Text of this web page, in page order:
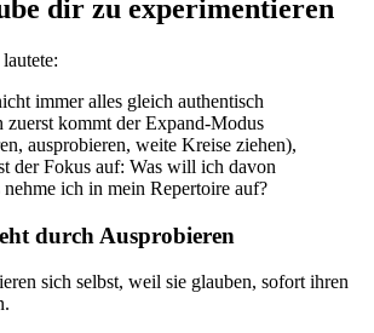
dir zu experimentieren
immer alles gleich authentisch
zuerst kommt der Expand-Modus
ausprobieren, weite Kreise ziehen),
der Fokus auf: Was will ich davon
nehme ich in mein Repertoire auf?
durch Ausprobieren
sich selbst, weil sie glauben, sofort ihren